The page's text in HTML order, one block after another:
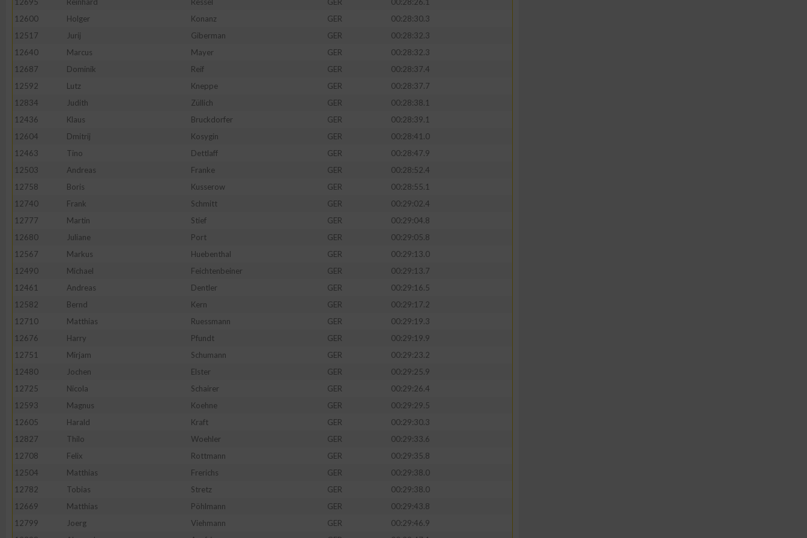
12600
Holger Konanz GER
00:28:30.3
12517
Jurij Giberman GER
00:28:32.3
12640
Marcus Mayer GER
00:28:32.3
12687
Dominik Reif GER
00:28:37.4
12592
Lutz Kneppe GER
00:28:37.7
12834
Judith Züllich GER
00:28:38.1
12436
Klaus Bruckdorfer GER
00:28:39.1
12604
Dmitrij Kosygin GER
00:28:41.0
12463
Tino Dettlaff GER
00:28:47.9
12503
Andreas Franke GER
00:28:52.4
12758
Boris Kusserow GER
00:28:55.1
12740
Frank Schmitt GER
00:29:02.4
12777
Martin Stief GER
00:29:04.8
12680
Juliane Port GER
00:29:05.8
12567
Markus Huebenthal GER
00:29:13.0
12490
Michael Feichtenbeiner GER
00:29:13.7
12461
Andreas Dentler GER
00:29:16.5
12582
Bernd Kern GER
00:29:17.2
12710
Matthias Ruessmann GER
00:29:19.3
12676
Harry Pfundt GER
00:29:19.9
12751
Mirjam Schumann GER
00:29:23.2
12480
Jochen Elster GER
00:29:25.9
12725
Nicola Schairer GER
00:29:26.4
12593
Magnus Koehne GER
00:29:29.5
12605
Harald Kraft GER
00:29:30.3
12827
Thilo Woehler GER
00:29:33.6
12708
Felix Rottmann GER
00:29:35.8
12504
Matthias Frerichs GER
00:29:38.0
12782
Tobias Stretz GER
00:29:38.0
12669
Matthias Pöhlmann GER
00:29:43.8
12799
Joerg Viehmann GER
00:29:46.9
Erstellung von Profilen zur Personalisierung von Inhalten
Messung der Werbeleistung
Messung der Performance von Inhalten
Analyse von Zielgruppen durch Statistiken oder Kombinationen von Daten aus
Entwicklung und Verbesserung der Angebote
IAB-Besonderheiten:
Geräte anhand von aktiv angeforderten Informationen identifizieren
Nicht-IAB-Verarbeitungszwecke:
Notwendig
Performance
Funktional